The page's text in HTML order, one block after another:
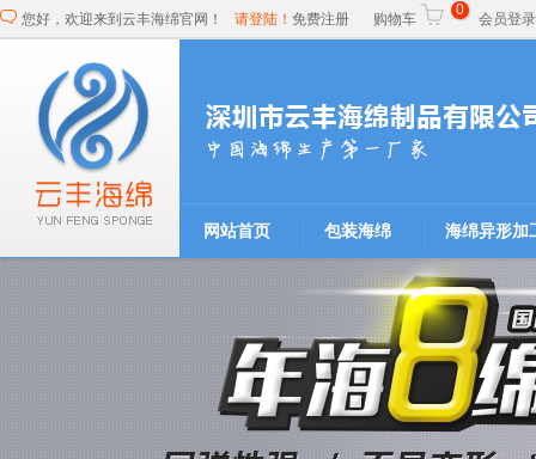
您好，欢迎来到云丰海绵官网！ 请登陆！ 免费注册 购物车
0
会员登
网站首页 包装海绵 海绵异形加